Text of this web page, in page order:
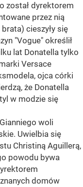
został dyrektorem
przez nią
cieszyły się
"Vogue" określił
lat Donatella tylko
Versace
ojca córki
że Donatella
w modzie się
woli
Uwielbia się
Christiną Aguillerą,
powodu bywa
domów